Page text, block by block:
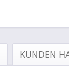
KUNDEN